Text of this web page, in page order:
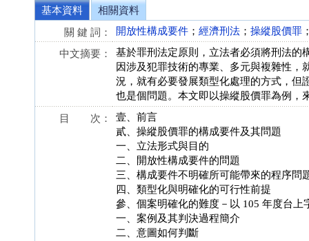
基本資料
相關資料
關 鍵 詞：
開放性構成要件 ； 經濟刑法 ； 操縱股價罪
中文摘要：
基於罪刑法定原則，立法者必須將刑法的
因涉及犯罪技術的專業、多元與複雜性
況，就有必要發展類型化處理的方式，但
也是個問題。本文即以操縱股價罪為例，
目 次：
壹、前言
貳、操縱股價罪的構成要件及其問題
一、立法形式與目的
二、開放性構成要件的問題
三、構成要件不明確所可能帶來的程序問
四、類型化與明確化的可行性前提
參、個案明確化的難度－以 105 年度台上
一、案例及其判決過程簡介
二、意圖如何判斷